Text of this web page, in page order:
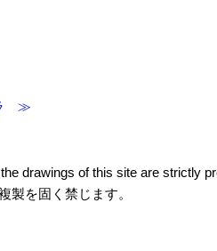
≫
drawings of this site are strictly
製を固く禁じます。